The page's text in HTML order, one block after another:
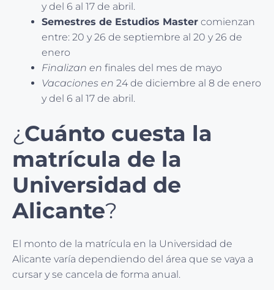
y del 6 al 17 de abril.
Semestres de Estudios Master comienzan
entre: 20 y 26 de septiembre al 20 y 26 de
enero
Finalizan en finales del mes de mayo
Vacaciones en 24 de diciembre al 8 de enero
y del 6 al 17 de abril.
¿ Cuánto cuesta la
matrícula de la
Universidad de
Alicante?
El monto de la matrícula en la Universidad de
Alicante varía dependiendo del área que se vaya a
cursar y se cancela de forma anual.